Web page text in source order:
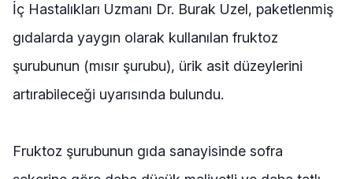
İç Hastalıkları Uzmanı Dr. Burak Uzel, paketlenmiş
gıdalarda yaygın olarak kullanılan fruktoz
şurubunun (mısır şurubu), ürik asit düzeylerini
artırabileceği uyarısında bulundu.
Fruktoz şurubunun gıda sanayisinde sofra